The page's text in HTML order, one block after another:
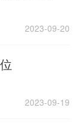
2023-09-20
2023-09-19